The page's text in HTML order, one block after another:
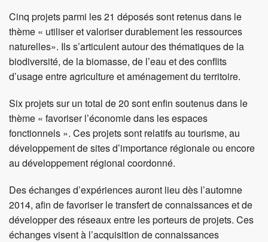
programme «projets-modèles pour un développement
Mettre en œuvre l’urbanisation à l’intérieur du milieu
Räumliche Entwicklung Brig-Glis: Auszonungen,
Nichteinzonungen und Verdichtung gleichzeitig – ohne
Verlierer? (VS)
Intégration urbaine des zones industrielles et artisanales
en périmètre d’agglomération (Région Morges, VD)
Co-citoyenneté : une intégration innovante et ambitieuse
de la population pour une urbanisation durable (Val-de-
Ruz, NE)
Aktivierung des Nutzungspotenzials von